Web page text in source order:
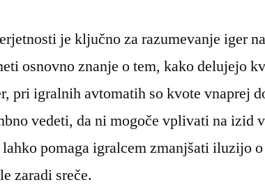
je ključno za razumevanje iger
osnovno znanje o tem, kako delujejo
pri igralnih avtomatih so kvote vnaprej
vedeti, da ni mogoče vplivati na izid
lahko pomaga igralcem zmanjšati iluzijo
zaradi sreče.